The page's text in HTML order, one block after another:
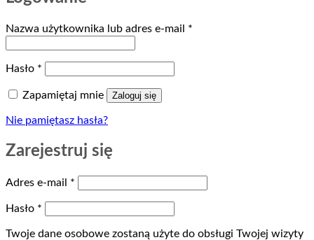
Nazwa użytkownika lub adres e-mail *
Hasło *
Zapamiętaj mnie Zaloguj się
Nie pamiętasz hasła?
Zarejestruj się
Adres e-mail *
Hasło *
Twoje dane osobowe zostaną użyte do obsługi Twojej wizyty